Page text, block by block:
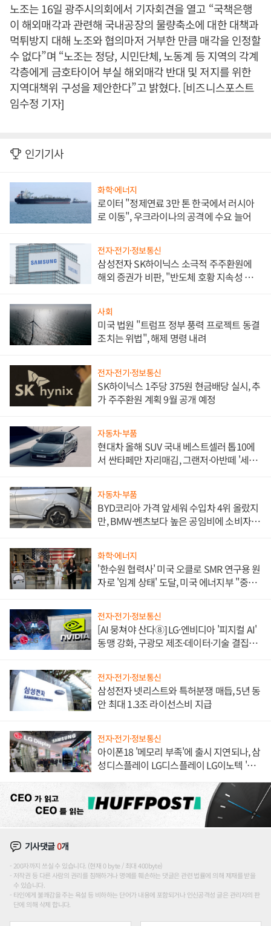
노조는 16일 광주시의회에서 기자회견을 열고 “국책은행
이 해외매각과 관련해 국내공장의 물량축소에 대한 대책과
먹튀방지 대해 노조와 협의마저 거부한 만큼 매각을 인정할
수 없다”며 “노조는 정당, 시민단체, 노동계 등 지역의 각계
각층에게 금호타이어 부실 해외매각 반대 및 저지를 위한
지역대책위 구성을 제안한다”고 밝혔다. [비즈니스포스트
임수정 기자]
인기기사
화학·에너지
로이터 "정제연료 3만 톤 한국에서 러시아
로 이동", 우크라이나의 공격에 수요 늘어
전자·전기·정보통신
삼성전자 SK하이닉스 소극적 주주환원에
해외 증권가 비판, "반도체 호황 지속성 의
사회
미국 법원 "트럼프 정부 풍력 프로젝트 동결
조치는 위법", 해제 명령 내려
전자·전기·정보통신
SK하이닉스 1주당 375원 현금배당 실시, 추
가 주주환원 계획 9월 공개 예정
자동차·부품
현대차 올해 SUV 국내 베스트셀러 톱10에
서 싼타페만 자리매김, 그랜저·아반떼 '세단
자동차·부품
BYD코리아 가격 앞세워 수입차 4위 올랐지
만, BMW·벤츠보다 높은 공임비에 소비자
화학·에너지
'한수원 협력사' 미국 오클로 SMR 연구용 원
자로 '임계 상태' 도달, 미국 에너지부 "중요
전자·전기·정보통신
[AI 뭉쳐야 산다⑧] LG·엔비디아 '피지컬 AI'
동맹 강화, 구광모 제조·데이터·기술 결집
전자·전기·정보통신
삼성전자 넷리스트와 특허분쟁 매듭, 5년 동
안 최대 1.3조 라이선스비 지급
전자·전기·정보통신
아이폰18 '메모리 부족'에 출시 지연되나, 삼
성디스플레이 LG디스플레이 LG이노텍 '탈
기사댓글0개
200자까지 쓰실 수 있습니다. (현재 0 byte / 최대 400byte)
저작권 등 다른 사람의 권리를 침해하거나 명예를 훼손하는 댓글은 관련 법률에 의해 제재를 받을
수 있습니다.
타인에게 불쾌감을 주는 욕설 등 비하하는 단어가 내용에 포함되거나 인신공격성 글은 관리자의 판
단에 의해 삭제 합니다.